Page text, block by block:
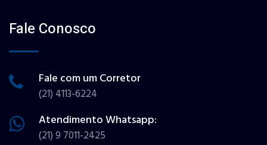
Fale Conosco
Fale com um Corretor
(21) 4113-6224
Atendimento Whatsapp:
(21) 9 7011-2425